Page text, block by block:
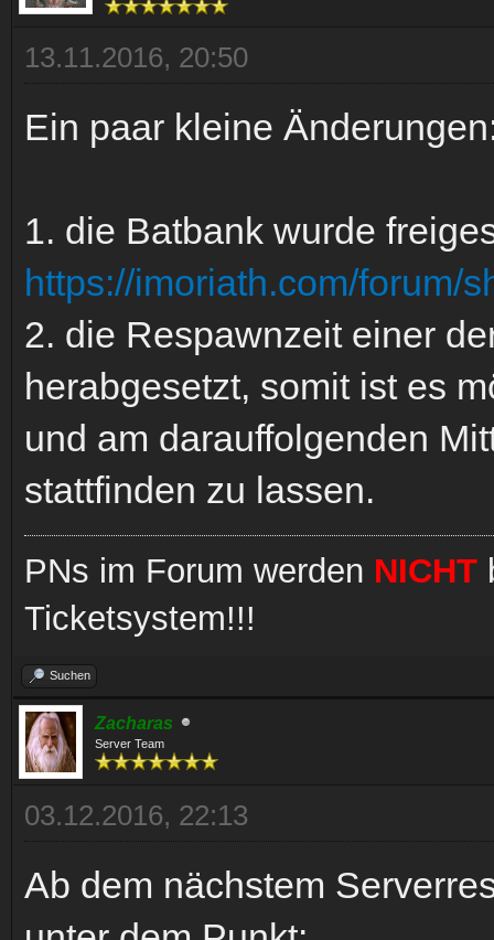
13.11.2016, 20:50
Ein paar kleine
1. die Batbank wurde
https://imoriath.com/forum/
2. die Respawnzeit einer
herabgesetzt, somit ist es
und am darauffolgenden
stattfinden zu lassen.
PNs im Forum werden NICHT
Ticketsystem!!!
Suchen
Zacharas
Server Team
03.12.2016, 22:13
Ab dem nächstem